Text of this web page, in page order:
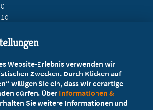
berät Sie!
Website-Erlebnis verwenden wir
Zwecken. Durch Klicken auf
willigen Sie ein, dass wir derartige
dürfen. Über Informationen &
Sie weitere Informationen und